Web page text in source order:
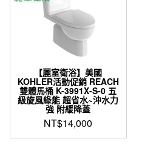
【麗室衛浴】美國
KOHLER活動促銷 REACH
雙體馬桶 K-3991X-S-0 五
級旋風綠能 超省水~沖水力
強 附緩降蓋
NT$14,000